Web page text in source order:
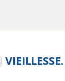
VIEILLESSE.